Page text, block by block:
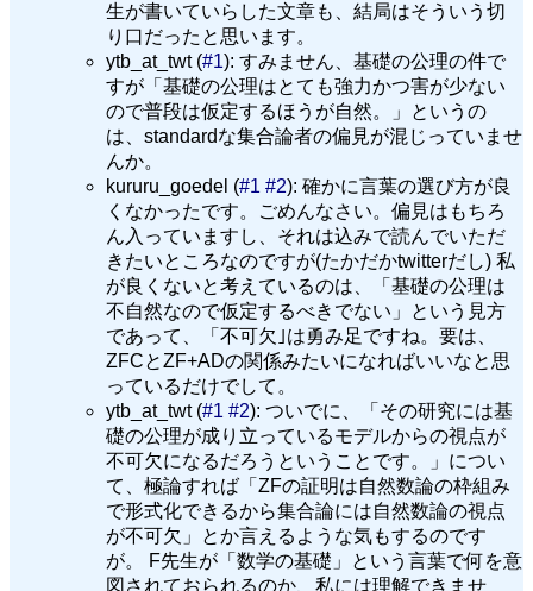
生が書いていらした文章も、結局はそういう切
り口だったと思います。
ytb_at_twt (#1): すみません、基礎の公理の件で
すが「基礎の公理はとても強力かつ害が少ない
ので普段は仮定するほうが自然。」というの
は、standardな集合論者の偏見が混じっていませ
んか。
kururu_goedel (#1 #2): 確かに言葉の選び方が良
くなかったです。ごめんなさい。偏見はもちろ
ん入っていますし、それは込みで読んでいただ
きたいところなのですが(たかだかtwitterだし) 私
が良くないと考えているのは、「基礎の公理は
不自然なので仮定するべきでない」という見方
であって、「不可欠｣は勇み足ですね。要は、
ZFCとZF+ADの関係みたいになればいいなと思
っているだけでして。
ytb_at_twt (#1 #2): ついでに、「その研究には基
礎の公理が成り立っているモデルからの視点が
不可欠になるだろうということです。」につい
て、極論すれば「ZFの証明は自然数論の枠組み
で形式化できるから集合論には自然数論の視点
が不可欠」とか言えるような気もするのです
が。 F先生が「数学の基礎」という言葉で何を意
図されておられるのか、私には理解できませ